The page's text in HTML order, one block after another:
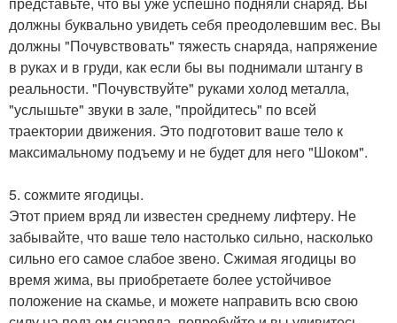
должны буквально увидеть себя преодолевшим вес. Вы
должны "Почувствовать" тяжесть снаряда, напряжение
в руках и в груди, как если бы вы поднимали штангу в
реальности. "Почувствуйте" руками холод металла,
"услышьте" звуки в зале, "пройдитесь" по всей
траектории движения. Это подготовит ваше тело к
максимальному подъему и не будет для него "Шоком".
5. сожмите ягодицы.
Этот прием вряд ли известен среднему лифтеру. Не
забывайте, что ваше тело настолько сильно, насколько
сильно его самое слабое звено. Сжимая ягодицы во
время жима, вы приобретаете более устойчивое
положение на скамье, и можете направить всю свою